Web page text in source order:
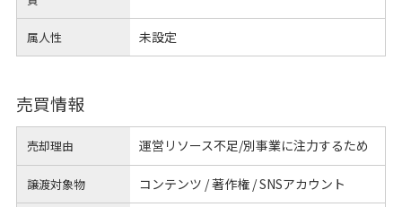
属人性 未設定
売買情報
売却理由 運営リソース不足/別事業に注力するため
譲渡対象物 コンテンツ / 著作権 / SNSアカウント